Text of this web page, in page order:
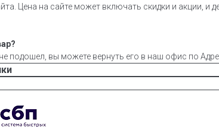
Цена на сайте может включать скидки и акции, и
подошел, вы можете вернуть его в наш офис по